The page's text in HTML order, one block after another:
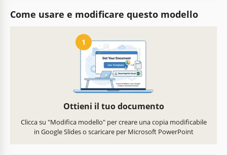
Come usare e modificare questo modello
1
Ottieni il tuo documento
Clicca su "Modifica modello" per creare una copia modificabile
in Google Slides o scaricare per Microsoft PowerPoint